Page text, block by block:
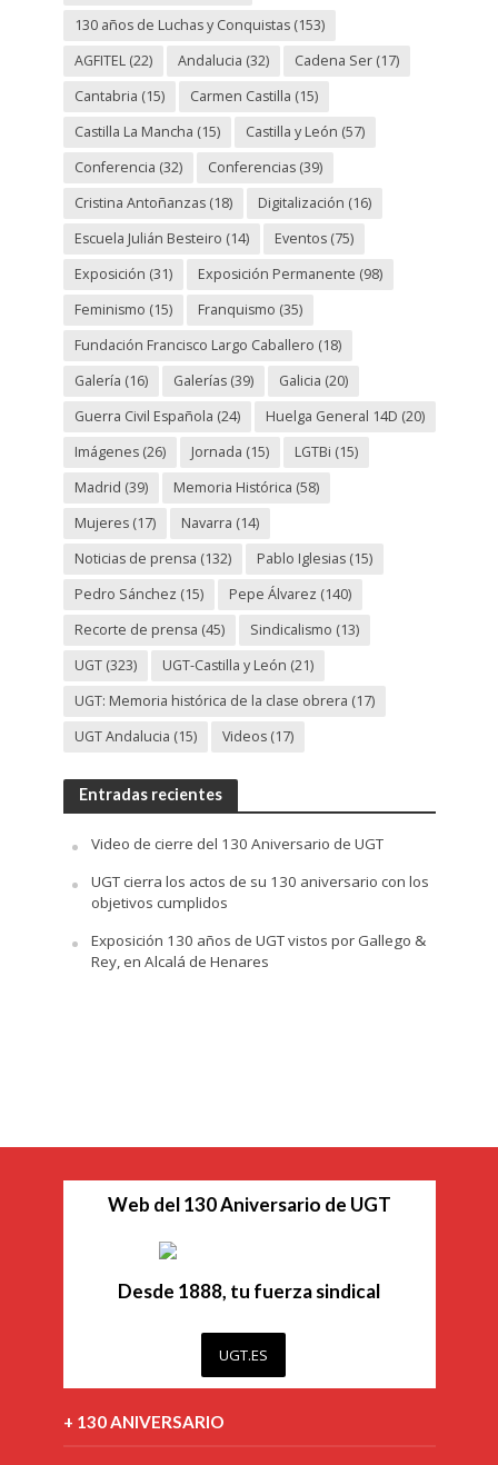
130 años de Luchas y Conquistas(153)
AGFITEL(22) Andalucia (32) Cadena Ser(17)
Cantabria (15) Carmen Castilla (15)
Castilla La Mancha (15) Castilla y León (57)
Conferencia (32) Conferencias(39)
Cristina Antoñanzas(18) Digitalización (16)
Escuela Julián Besteiro (14) Eventos(75)
Exposición (31) Exposición Permanente (98)
Feminismo (15) Franquismo (35)
Fundación Francisco Largo Caballero (18)
Galería (16) Galerías(39) Galicia (20)
Guerra Civil Española (24) Huelga General 14D (20)
Imágenes(26) Jornada (15) LGTBi (15)
Madrid (39) Memoria Histórica (58)
Mujeres(17) Navarra (14)
Noticias de prensa (132) Pablo Iglesias(15)
Pedro Sánchez (15) Pepe Álvarez (140)
Recorte de prensa (45) Sindicalismo (13)
UGT(323) UGT-Castilla y León (21)
UGT: Memoria histórica de la clase obrera (17)
UGT Andalucia (15) Videos(17)
Entradas recientes
Video de cierre del 130 Aniversario de UGT
UGT cierra los actos de su 130 aniversario con los
objetivos cumplidos
Exposición 130 años de UGT vistos por Gallego &
Rey, en Alcalá de Henares
Web del 130 Aniversario de UGT
Desde 1888, tu fuerza sindical
UGT.ES
+ 130 ANIVERSARIO